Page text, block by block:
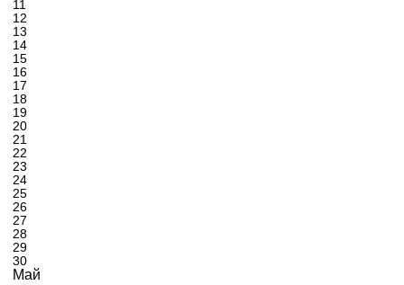
11
12
13
14
15
16
17
18
19
20
21
22
23
24
25
26
27
28
29
30
Май